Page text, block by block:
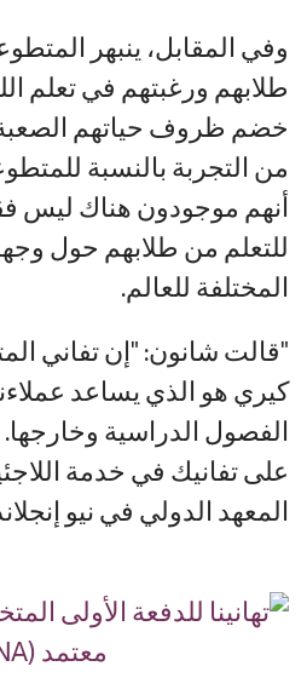
وفي المقابل، ينبهر
طلابهم ورغبتهم في تعلم
خضم ظروف حياتهم
من التجربة بالنسبة
أنهم موجودون هناك ليس
للتعلم من طلابهم حول
المختلفة للعالم.
"قالت شانون: "إن تفاني
كيري هو الذي يساعد
الفصول الدراسية
على تفانيك في خدمة
المعهد الدولي في نيو